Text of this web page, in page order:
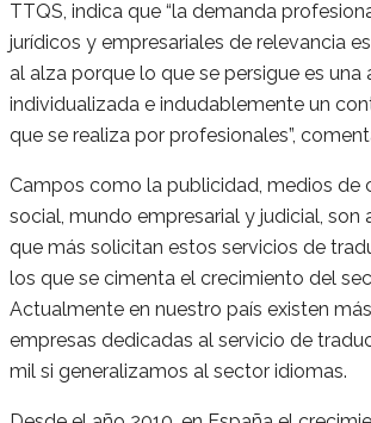
TTQS, indica que “la demanda
jurídicos y empresariales de relevancia
al alza porque lo que se persigue es una
individualizada e indudablemente un
que se realiza por profesionales”,
Campos como la publicidad, medios de
social, mundo empresarial y judicial, son
que más solicitan estos servicios de
los que se cimenta el crecimiento del
Actualmente en nuestro país existen
empresas dedicadas al servicio de
mil si generalizamos al sector idiomas.